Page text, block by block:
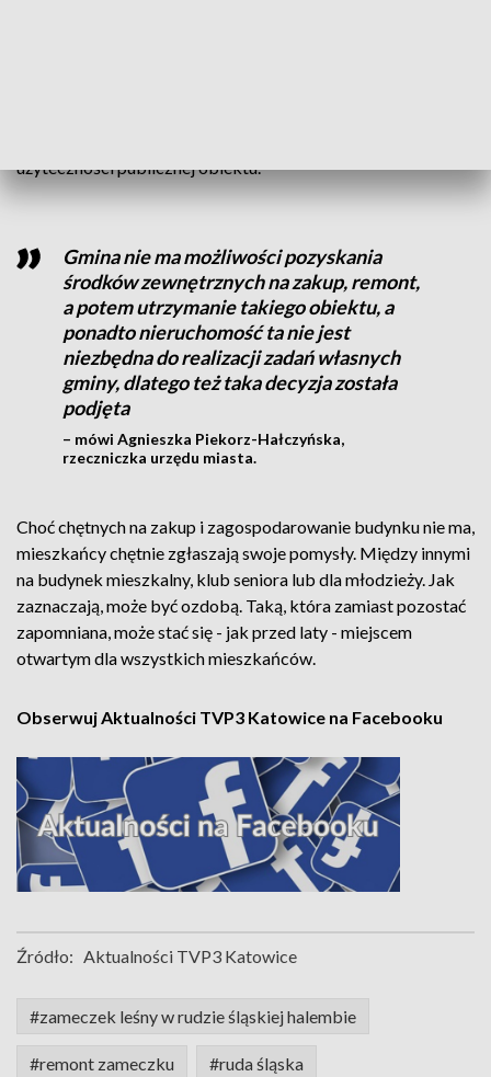
użyteczności publicznej obiektu.
Gmina nie ma możliwości pozyskania
środków zewnętrznych na zakup, remont,
a potem utrzymanie takiego obiektu, a
ponadto nieruchomość ta nie jest
niezbędna do realizacji zadań własnych
gminy, dlatego też taka decyzja została
podjęta
– mówi Agnieszka Piekorz-Hałczyńska,
rzeczniczka urzędu miasta.
Choć chętnych na zakup i zagospodarowanie budynku nie ma,
mieszkańcy chętnie zgłaszają swoje pomysły. Między innymi
na budynek mieszkalny, klub seniora lub dla młodzieży. Jak
zaznaczają, może być ozdobą. Taką, która zamiast pozostać
zapomniana, może stać się - jak przed laty - miejscem
otwartym dla wszystkich mieszkańców.
Obserwuj Aktualności TVP3 Katowice na Facebooku
Źródło: Aktualności TVP3 Katowice
#zameczek leśny w rudzie śląskiej halembie
#remont zameczku #ruda śląska